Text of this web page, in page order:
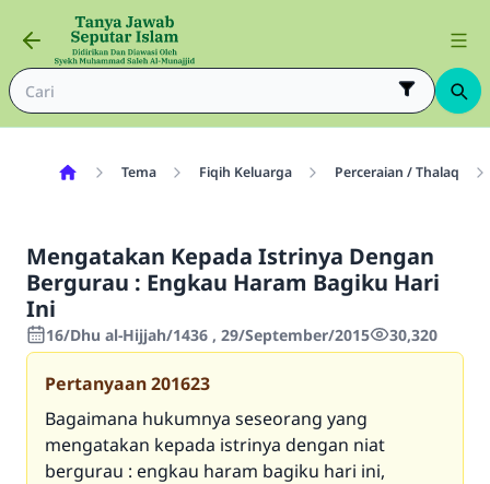
Tema Fiqih Keluarga Perceraian / Thalaq
Mengatakan Kepada Istrinya Dengan
Bergurau : Engkau Haram Bagiku Hari
Ini
16/Dhu al-Hijjah/1436 , 29/September/2015 30,320
Pertanyaan201623
Bagaimana hukumnya seseorang yang
mengatakan kepada istrinya dengan niat
bergurau : engkau haram bagiku hari ini,